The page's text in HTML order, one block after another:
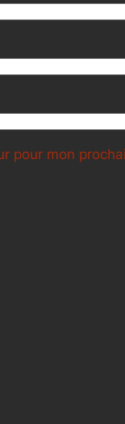
pour mon